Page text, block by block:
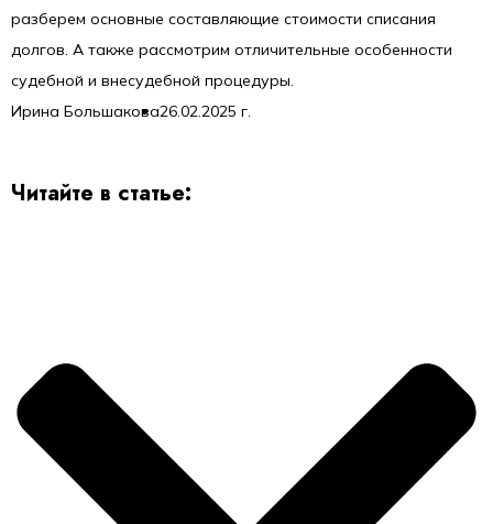
разберем основные составляющие стоимости списания
долгов. А также рассмотрим отличительные особенности
судебной и внесудебной процедуры.
Ирина Большакова26.02.2025 г.
Читайте в статье: